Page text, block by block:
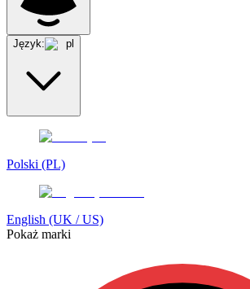
Język: pl
Polski (PL)
English (UK / US)
Pokaż marki